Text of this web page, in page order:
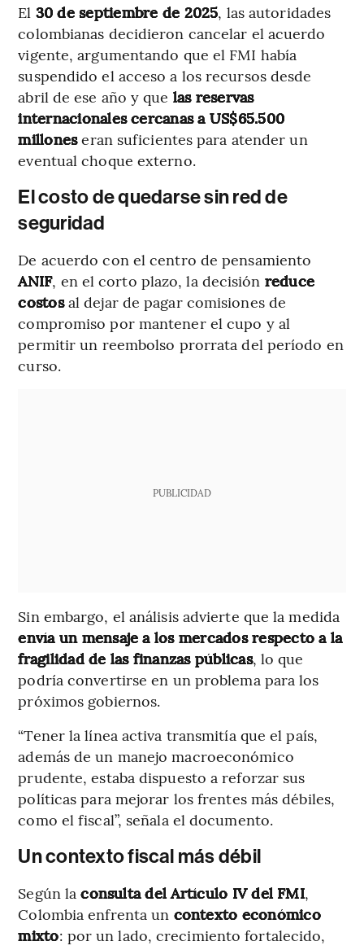
El 30 de septiembre de 2025, las autoridades
colombianas decidieron cancelar el acuerdo
vigente, argumentando que el FMI había
suspendido el acceso a los recursos desde
abril de ese año y que las reservas
internacionales cercanas a US$65.500
milloneseran suficientes para atender un
eventual choque externo.
El costo de quedarse sin red de
seguridad
De acuerdo con el centro de pensamiento
ANIF, en el corto plazo, la decisión reduce
costosal dejar de pagar comisiones de
compromiso por mantener el cupo y al
permitir un reembolso prorrata del período en
curso.
PUBLICIDAD
Sin embargo, el análisis advierte que la medida
envía un mensaje a los mercados respecto a la
fragilidad de las finanzas públicas, lo que
podría convertirse en un problema para los
próximos gobiernos.
“Tener la línea activa transmitía que el país,
además de un manejo macroeconómico
prudente, estaba dispuesto a reforzar sus
políticas para mejorar los frentes más débiles,
como el fiscal”, señala el documento.
Un contexto fiscal más débil
Según laconsulta del Artículo IV del FMI,
Colombia enfrenta un contexto económico
mixto: por un lado, crecimiento fortalecido,